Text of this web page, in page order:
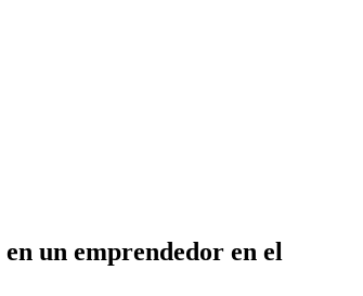
un emprendedor en el